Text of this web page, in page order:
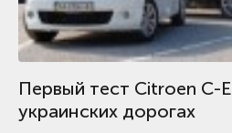
Первый тест Citroen C-
украинских дорогах